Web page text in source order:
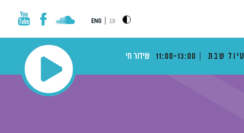
עב ENG
טיול שבת 11:00-13:00 שידור חי